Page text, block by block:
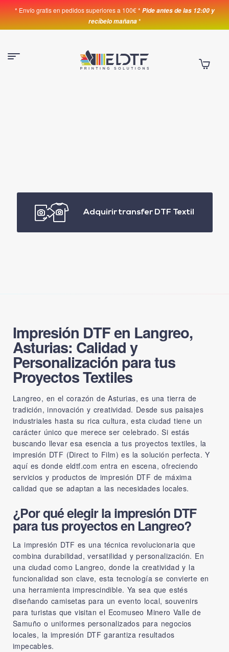
* Envío gratis en pedidos superiores a 100€ * Pide antes de las 12:00 y
recíbelo mañana*
Adquirir transfer DTF Textil
Impresión DTF en Langreo,
Asturias: Calidad y
Personalización para tus
Proyectos Textiles
Langreo, en el corazón de Asturias, es una tierra de
tradición, innovación y creatividad. Desde sus paisajes
industriales hasta su rica cultura, esta ciudad tiene un
carácter único que merece ser celebrado. Si estás
buscando llevar esa esencia a tus proyectos textiles, la
impresión DTF (Direct to Film) es la solución perfecta. Y
aquí es donde eldtf.com entra en escena, ofreciendo
servicios y productos de impresión DTF de máxima
calidad que se adaptan a las necesidades locales.
¿Por qué elegir la impresión DTF
para tus proyectos en Langreo?
La impresión DTF es una técnica revolucionaria que
combina durabilidad, versatilidad y personalización. En
una ciudad como Langreo, donde la creatividad y la
funcionalidad son clave, esta tecnología se convierte en
una herramienta imprescindible. Ya sea que estés
diseñando camisetas para un evento local, souvenirs
para turistas que visitan el Ecomuseo Minero Valle de
Samuño o uniformes personalizados para negocios
locales, la impresión DTF garantiza resultados
impecables.